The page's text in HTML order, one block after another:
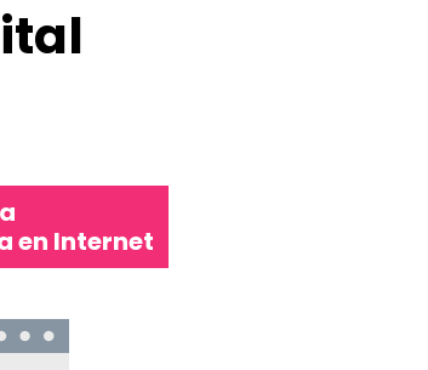
en Internet